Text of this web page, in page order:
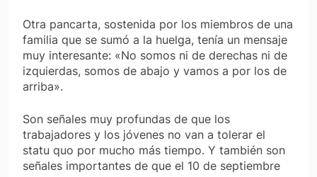
Otra pancarta, sostenida por los miembros de una
familia que se sumó a la huelga, tenía un mensaje
muy interesante: «No somos ni de derechas ni de
izquierdas, somos de abajo y vamos a por los de
arriba».
Son señales muy profundas de que los
trabajadores y los jóvenes no van a tolerar el
statu quo por mucho más tiempo. Y también son
señales importantes de que el 10 de septiembre